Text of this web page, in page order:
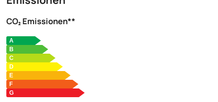
CO₂ Emissionen**